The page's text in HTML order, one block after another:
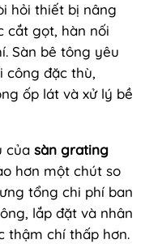
hỏi thiết bị nâng
cắt gọt, hàn nối
Sàn bê tông yêu
công đặc thù,
ốp lát và xử lý bề
của sàn grating
hơn một chút so
tổng chi phí ban
lắp đặt và nhân
thậm chí thấp hơn.